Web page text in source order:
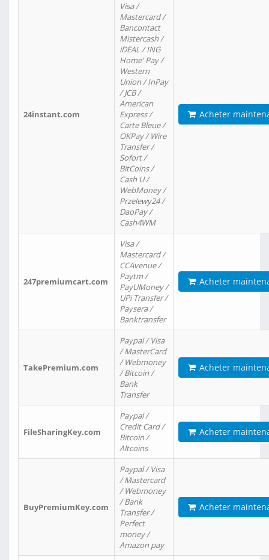
24instant.com
Visa /
Mastercard /
Bancontact
Mistercash /
iDEAL / ING
Home' Pay /
Western
Union / InPay
/ JCB /
American
Express /
Carte Bleue /
OKPay / Wire
Transfer /
Sofort /
BitCoins /
Cash U /
WebMoney /
Przelewy24 /
DaoPay /
Cash4WM
Acheter
247premiumcart.com
Visa /
Mastercard /
CCAvenue /
Paytm /
PayUMoney /
UPi Transfer /
Paysera /
Banktransfer
Acheter
TakePremium.com
Paypal / Visa
/ MasterCard
/ Webmoney
/ Bitcoin /
Bank
Transfer
Acheter
FileSharingKey.com
Paypal /
Credit Card /
Bitcoin /
Altcoins
Acheter
BuyPremiumKey.com
Paypal / Visa
/ Mastercard
/ Webmoney
/ Bank
Transfer /
Perfect
money /
Amazon pay
Acheter